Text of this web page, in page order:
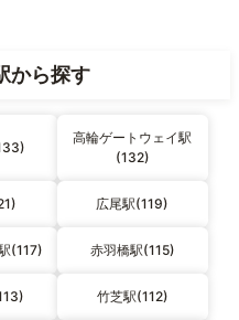
から探す
高輪ゲートウェイ駅
(132)
広尾駅(119)
(117) 赤羽橋駅(115)
竹芝駅(112)